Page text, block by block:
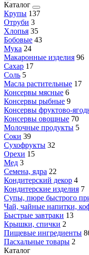
Каталог
Крупы 137
Отруби 3
Хлопья 35
Бобовые 43
Мука 24
Макаронные изделия 96
Сахар 17
Соль 5
Масла растительные 17
Консервы мясные 6
Консервы рыбные 9
Консервы фруктово-
Консервы овощные 70
Молочные продукты 5
Соки 39
Сухофрукты 32
Орехи 15
Мед 3
Семена, ядра 22
Кондитерский декор 4
Кондитерские изделия 7
Супы, пюре быстрого
Чай, чайные напитки,
Быстрые завтраки 13
Крышки, спички 2
Пищевые ингредиенты
Пасхальные товары 2
Каталог